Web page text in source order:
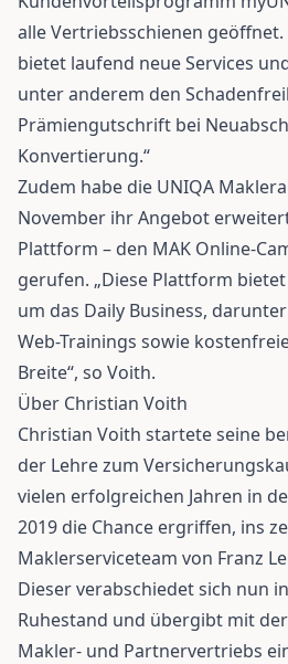
alle Vertriebsschienen geöffnet.
bietet laufend neue Services
unter anderem den
Prämiengutschrift bei
Konvertierung.“
Zudem habe die UNIQA
November ihr Angebot
Plattform – den MAK Online-
gerufen. „Diese Plattform
um das Daily Business,
Web-Trainings sowie
Breite“, so Voith.
Über Christian Voith
Christian Voith startete seine
der Lehre zum
vielen erfolgreichen Jahren in
2019 die Chance ergriffen, ins
Maklerserviceteam von Franz
Dieser verabschiedet sich nun
Ruhestand und übergibt mit
Makler- und Partnervertriebs